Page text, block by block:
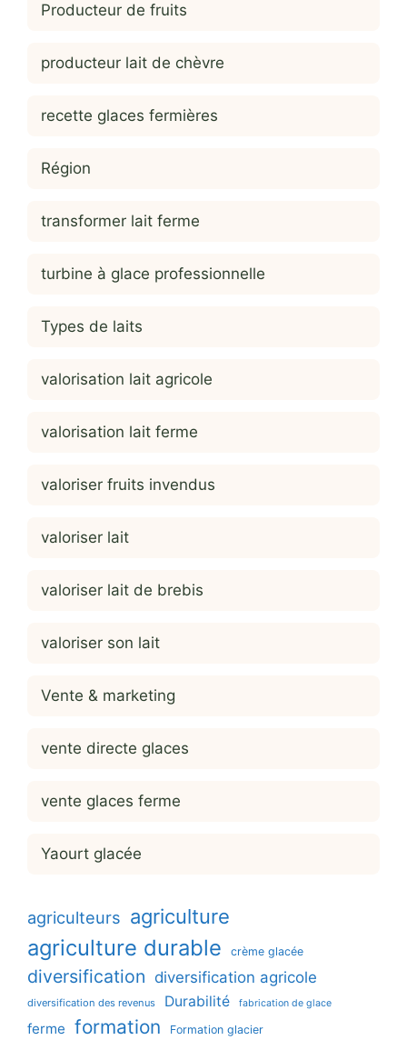
Producteur de fruits
producteur lait de chèvre
recette glaces fermières
Région
transformer lait ferme
turbine à glace professionnelle
Types de laits
valorisation lait agricole
valorisation lait ferme
valoriser fruits invendus
valoriser lait
valoriser lait de brebis
valoriser son lait
Vente & marketing
vente directe glaces
vente glaces ferme
Yaourt glacée
agriculteurs agriculture
agriculture durable crème glacée
diversification diversification agricole
diversification des revenus Durabilité fabrication de glace
ferme formation Formation glacier